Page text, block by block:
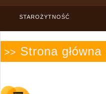
STAROŻYTNOŚĆ
>> Strona główna